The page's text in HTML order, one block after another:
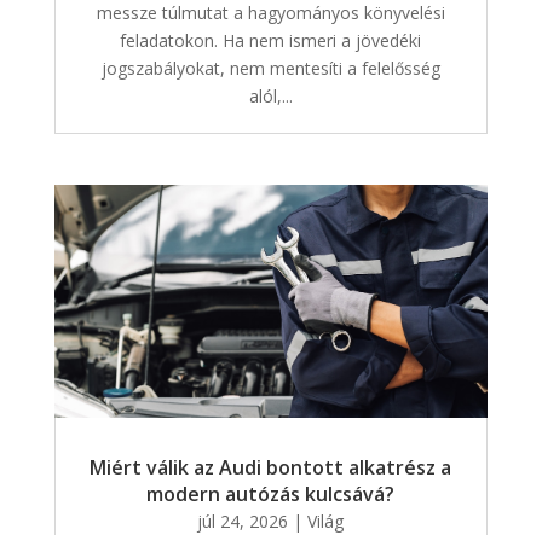
messze túlmutat a hagyományos könyvelési
feladatokon. Ha nem ismeri a jövedéki
jogszabályokat, nem mentesíti a felelősség
alól,...
Miért válik az Audi bontott alkatrész a
modern autózás kulcsává?
júl 24, 2026 |Világ